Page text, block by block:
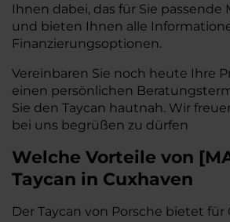
Ihnen dabei, das für Sie passende
und bieten Ihnen alle
Finanzierungsoptionen.
Vereinbaren Sie noch heute Ihre
einen persönlichen
Sie den Taycan hautnah. Wir
bei uns begrüßen zu dürfen
Welche Vorteile von [
Taycan in Cuxhaven
Der Taycan von Porsche bietet für